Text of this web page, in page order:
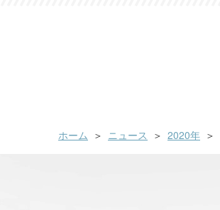
ホーム ニュース 2020年